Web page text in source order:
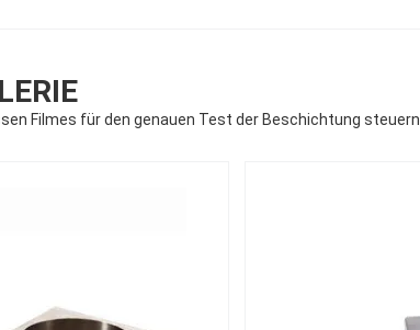
Filmes für den genauen Test der Beschichtung steuern